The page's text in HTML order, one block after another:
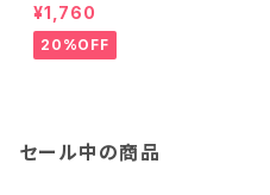
>
¥1,760
20%OFF
セール中の商品